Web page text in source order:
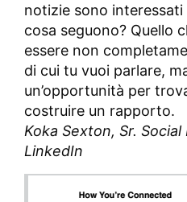
notizie sono
cosa seguono? Quello
essere non
di cui tu vuoi parlare,
un’opportunità per
costruire un rapporto.
Koka Sexton, Sr.
LinkedIn